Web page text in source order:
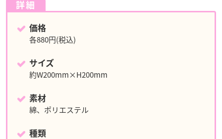
詳細
価格
各880円(税込)
サイズ
約W200mm×H200mm
素材
綿、ポリエステル
種類